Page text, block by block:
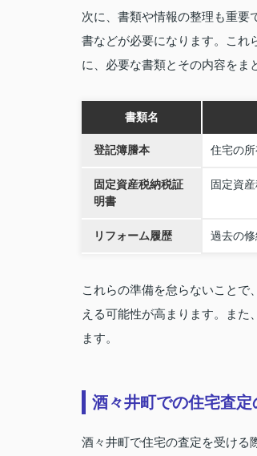
次に、書類や情報の整理も重要
書などが必要になります。これ
に、必要な書類とその内容をま
書類名
登記簿謄本 住宅の
固定資産税納税証
明書
固定資
リフォーム履歴 過去の
これらの準備を怠らないことで
える可能性が高まります。また
ます。
酒々井町での住宅査定
酒々井町で住宅の査定を受ける